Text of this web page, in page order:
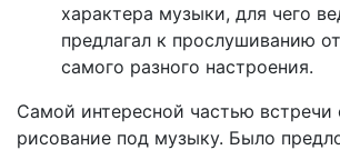
характера музыки, для чего
предлагал к прослушиванию
самого разного настроения.
Самой интересной частью встречи
рисование под музыку. Было